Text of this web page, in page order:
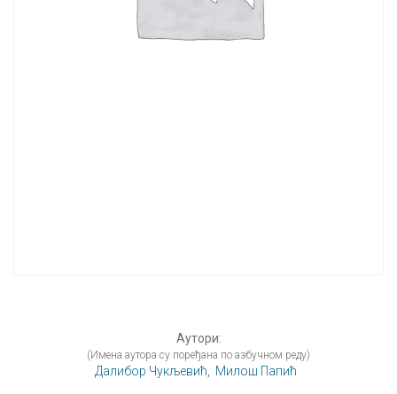
Аутори:
(Имена аутора су поређана по азбучном реду)
Далибор Чукљевић, Милош Папић